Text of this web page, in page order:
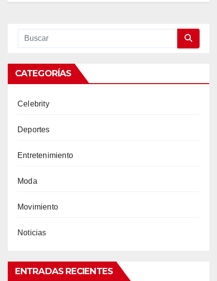
CATEGORÍAS
Celebrity
Deportes
Entretenimiento
Moda
Movimiento
Noticias
ENTRADAS RECIENTES